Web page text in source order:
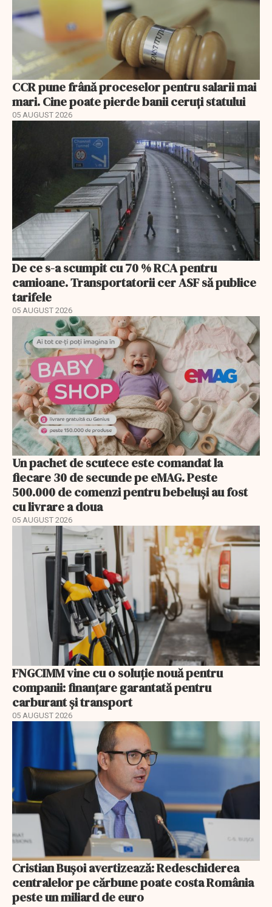
CCR pune frână proceselor pentru salarii mai
mari. Cine poate pierde banii ceruți statului
05 AUGUST 2026
De ce s-a scumpit cu 70 % RCA pentru
camioane. Transportatorii cer ASF să publice
tarifele
05 AUGUST 2026
Un pachet de scutece este comandat la
fiecare 30 de secunde pe eMAG. Peste
500.000 de comenzi pentru bebeluși au fost
cu livrare a doua
05 AUGUST 2026
FNGCIMM vine cu o soluție nouă pentru
companii: finanțare garantată pentru
carburant și transport
05 AUGUST 2026
Cristian Bușoi avertizează: Redeschiderea
centralelor pe cărbune poate costa România
peste un miliard de euro